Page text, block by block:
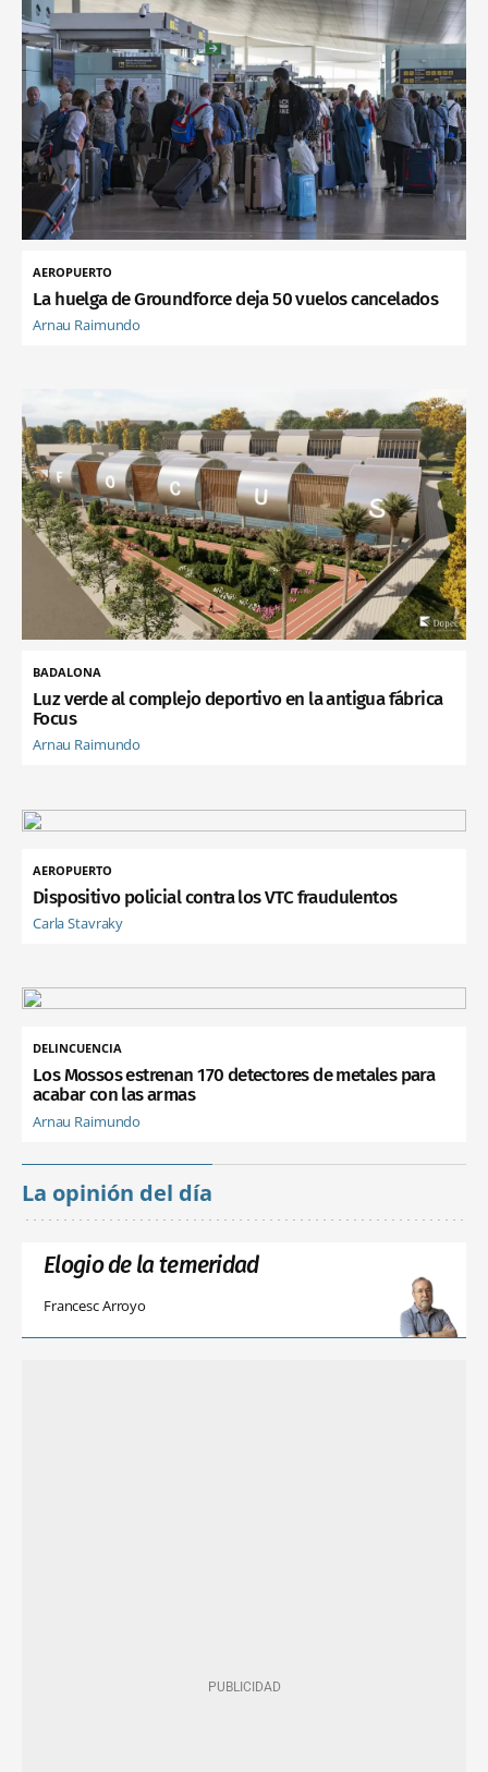
AEROPUERTO
La huelga de Groundforce deja 50 vuelos cancelados
Arnau Raimundo
BADALONA
Luz verde al complejo deportivo en la antigua fábrica
Focus
Arnau Raimundo
AEROPUERTO
Dispositivo policial contra los VTC fraudulentos
Carla Stavraky
DELINCUENCIA
Los Mossos estrenan 170 detectores de metales para
acabar con las armas
Arnau Raimundo
La opinión del día
Elogio de la temeridad
Francesc Arroyo